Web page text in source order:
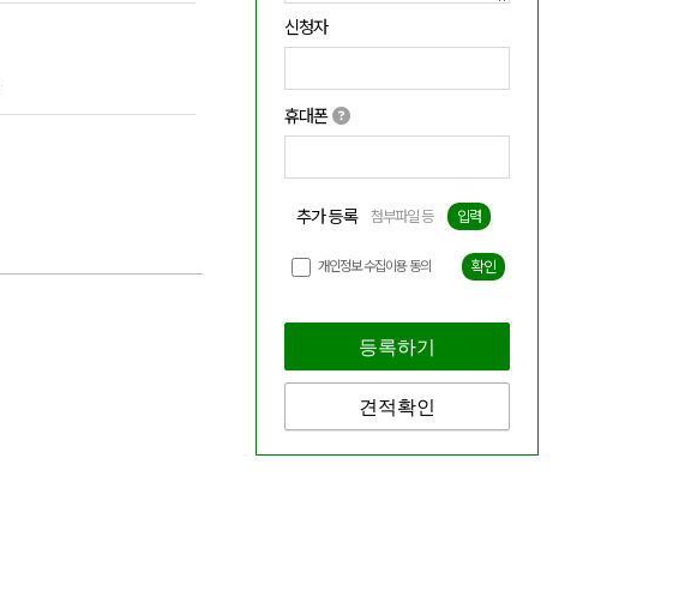
신청자
휴대폰
추가 등록 첨부파일 등 입력
개인정보 수집이용 동의 확인
등록하기
견적확인